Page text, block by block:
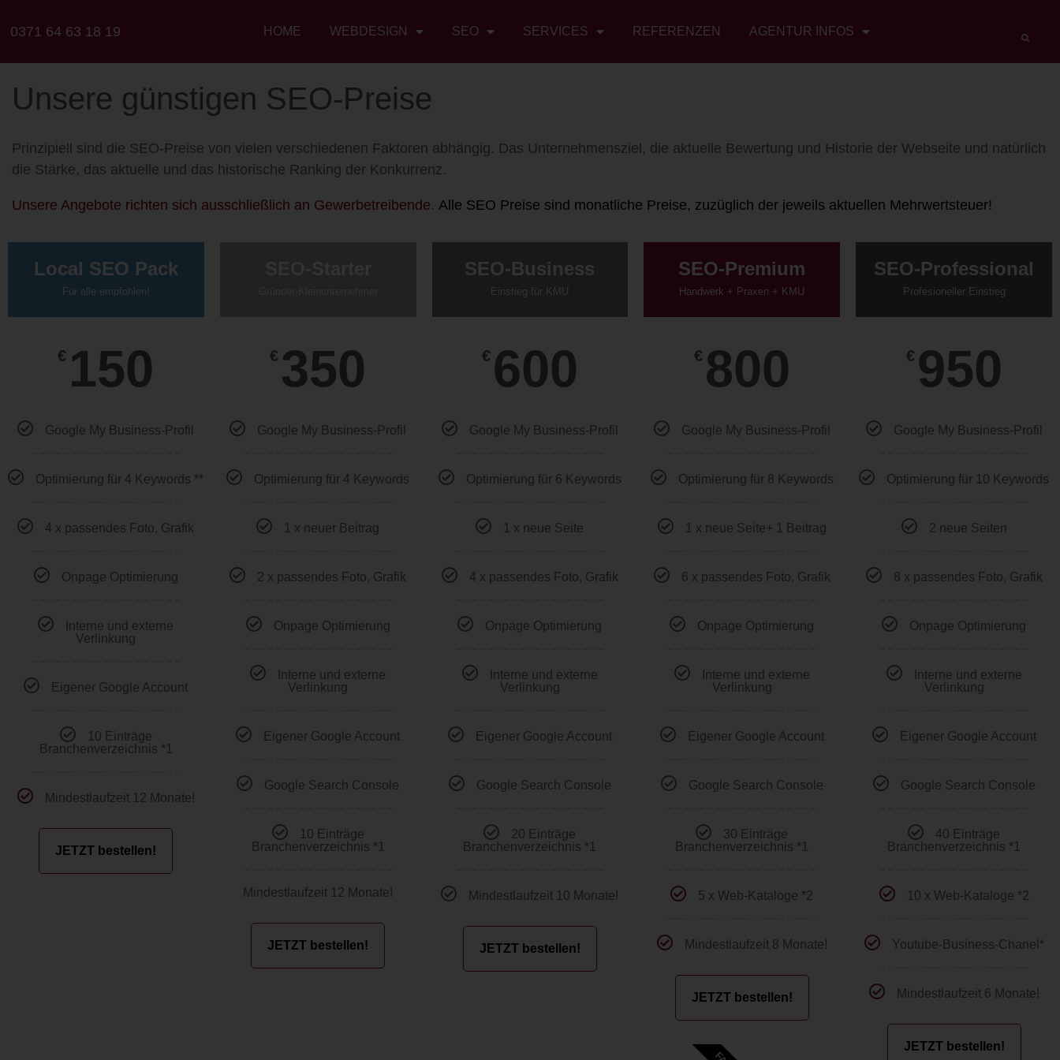
0371 64 63 18 19 HOME WEBDESIGN SEO SERVICES REFERENZEN AGENTUR INFOS
Unsere günstigen SEO-Preise
Prinzipiell sind die SEO-Preise von vielen verschiedenen Faktoren abhängig. Das Unternehmensziel, die aktuelle Bewertung und Historie der Webseite und natürlich
die Stärke, das aktuelle und das historische Ranking der Konkurrenz.
Unsere Angebote richten sich ausschließlich an Gewerbetreibende. Alle SEO Preise sind monatliche Preise, zuzüglich der jeweils aktuellen Mehrwertsteuer!
Local SEO Pack
Für alle empfohlen!
€ 150
Google My Business-Profil
Optimierung für 4 Keywords **
4 x passendes Foto, Grafik
Onpage Optimierung
Interne und externe
Verlinkung
Eigener Google Account
10 Einträge
Branchenverzeichnis *1
Mindestlaufzeit 12 Monate!
JETZT bestellen!
€ 350
Google My Business-Profil
Optimierung für 4 Keywords
1 x neuer Beitrag
2 x passendes Foto, Grafik
Onpage Optimierung
Interne und externe
Verlinkung
Eigener Google Account
Google Search Console
10 Einträge
Branchenverzeichnis *1
Mindestlaufzeit 12 Monate!
JETZT bestellen!
SEO-Business
Einstieg für KMU
€ 600
Google My Business-Profil
Optimierung für 6 Keywords
1 x neue Seite
4 x passendes Foto, Grafik
Onpage Optimierung
Interne und externe
Verlinkung
Eigener Google Account
Google Search Console
20 Einträge
Branchenverzeichnis *1
Mindestlaufzeit 10 Monate!
JETZT bestellen!
SEO-Premium
Handwerk + Praxen + KMU
€ 800
Google My Business-Profil
Optimierung für 8 Keywords
1 x neue Seite+ 1 Beitrag
6 x passendes Foto, Grafik
Onpage Optimierung
Interne und externe
Verlinkung
Eigener Google Account
Google Search Console
30 Einträge
Branchenverzeichnis *1
5 x Web-Kataloge *2
Mindestlaufzeit 8 Monate!
JETZT bestellen!
SEO-Professional
Profesioneller Einstieg
€ 950
Google My Business-Profil
Optimierung für 10 Keywords
2 neue Seiten
8 x passendes Foto, Grafik
Onpage Optimierung
Interne und externe
Verlinkung
Eigener Google Account
Google Search Console
40 Einträge
Branchenverzeichnis *1
10 x Web-Kataloge *2
Youtube-Business-Chanel*
Mindestlaufzeit 6 Monate!
JETZT bestellen!